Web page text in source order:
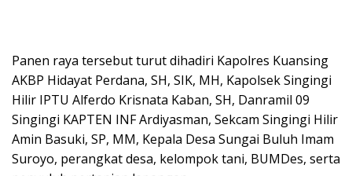
Panen raya tersebut turut dihadiri Kapolres Kuansing
AKBP Hidayat Perdana, SH, SIK, MH, Kapolsek Singingi
Hilir IPTU Alferdo Krisnata Kaban, SH, Danramil 09
Singingi KAPTEN INF Ardiyasman, Sekcam Singingi Hilir
Amin Basuki, SP, MM, Kepala Desa Sungai Buluh Imam
Suroyo, perangkat desa, kelompok tani, BUMDes, serta